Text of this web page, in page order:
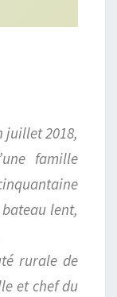
juillet 2018,
famille
lent,
rurale de
et chef du